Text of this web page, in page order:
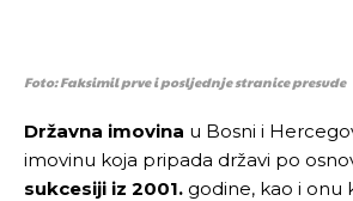
Foto: Faksimil prve i posljednje stranice presude
Državna imovina u Bosni i
imovinu koja pripada državi po
sukcesiji iz 2001. godine, kao i onu